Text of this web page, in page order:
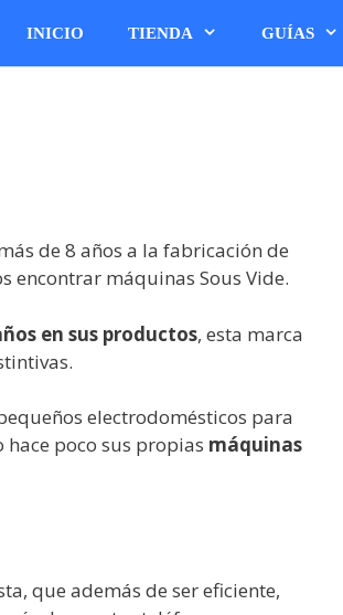
INICIO TIENDA GUÍAS
de 8 años a la fabricación de
encontrar máquinas Sous Vide.
en sus productos, esta marca
electrodomésticos para
poco sus propias máquinas
que además de ser eficiente,